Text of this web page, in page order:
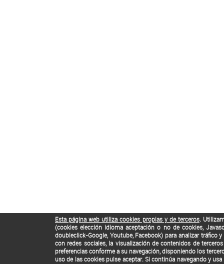
Esta página web utiliza cookies propias y de terceros.
(cookies elección idioma aceptación o no de cookies,
doubleclick-Google, Youtube, Facebook) para analizar tráfico
con redes sociales, la visualización de contenidos de
preferencias conforme a su navegación, disponiendo los
uso de las cookies pulse aceptar. Si continúa navegando y